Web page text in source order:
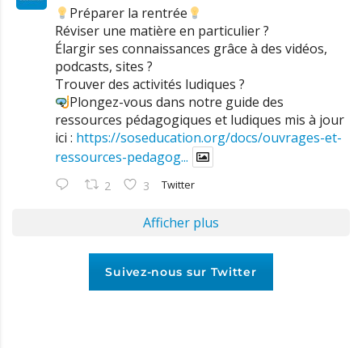
Préparer la rentrée
Réviser une matière en particulier ?
Élargir ses connaissances grâce à des vidéos,
podcasts, sites ?
Trouver des activités ludiques ?
Plongez-vous dans notre guide des
ressources pédagogiques et ludiques mis à jour
ici : https://soseducation.org/docs/ouvrages-et-
ressources-pedagog...
2 3 Twitter
Afficher plus
Suivez-nous sur Twitter